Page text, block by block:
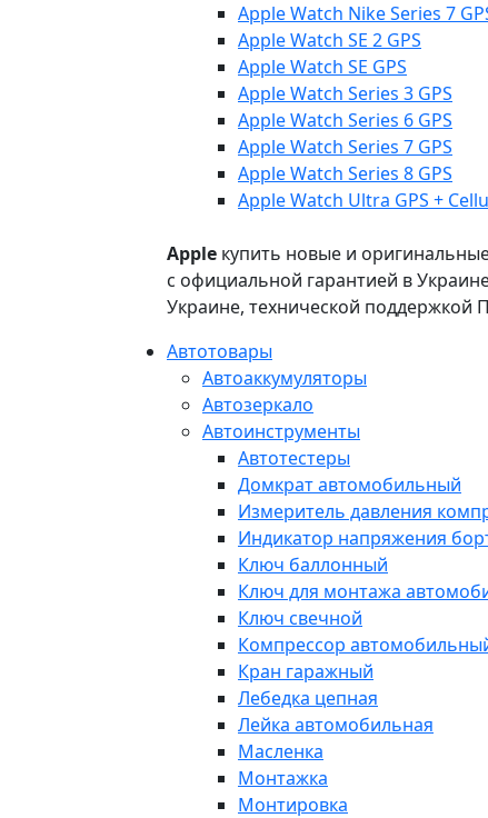
Apple Watch Nike Series 7
Apple Watch SE 2 GPS
Apple Watch SE GPS
Apple Watch Series 3 GPS
Apple Watch Series 6 GPS
Apple Watch Series 7 GPS
Apple Watch Series 8 GPS
Apple Watch Ultra GPS +
Apple купить новые и
с официальной гарантией в
Украине, технической поддержкой
Автотовары
Автоаккумуляторы
Автозеркало
Автоинструменты
Автотестеры
Домкрат автомобильный
Измеритель давления
Индикатор напряжения
Ключ баллонный
Ключ для монтажа
Ключ свечной
Компрессор
Кран гаражный
Лебедка цепная
Лейка автомобильная
Масленка
Монтажка
Монтировка